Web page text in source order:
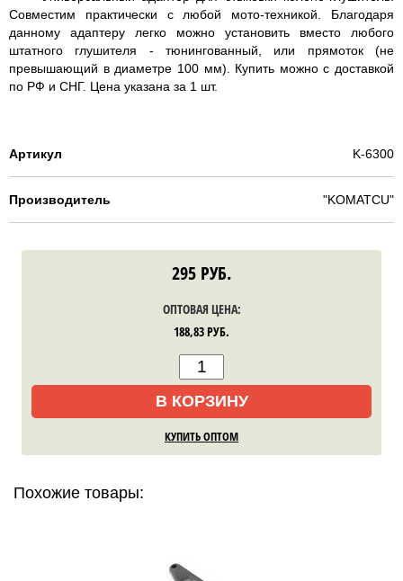
Совместим практически с любой мото-техникой. Благодаря
данному адаптеру легко можно установить вместо любого
штатного глушителя - тюнингованный, или прямоток (не
превышающий в диаметре 100 мм). Купить можно с доставкой
по РФ и СНГ. Цена указана за 1 шт.
Артикул K-6300
Производитель "KOMATCU"
295 РУБ.
ОПТОВАЯ ЦЕНА:
188,83РУБ.
В КОРЗИНУ
КУПИТЬ ОПТОМ
Похожие товары: